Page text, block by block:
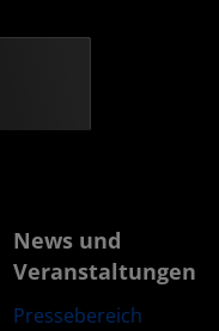
News und
Veranstaltungen
Pressebereich